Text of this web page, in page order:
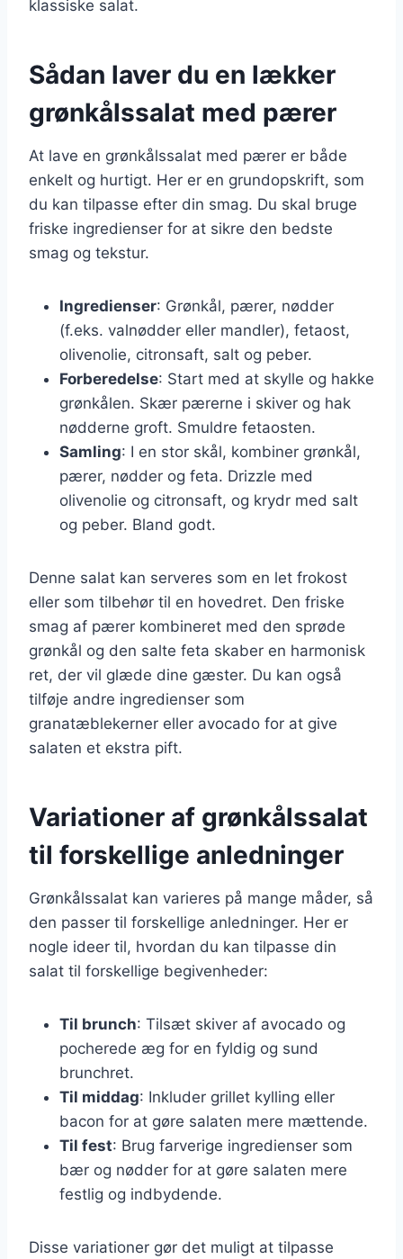
klassiske salat.
Sådan laver du en lækker
grønkålssalat med pærer
At lave en grønkålssalat med pærer er både
enkelt og hurtigt. Her er en grundopskrift, som
du kan tilpasse efter din smag. Du skal bruge
friske ingredienser for at sikre den bedste
smag og tekstur.
Ingredienser: Grønkål, pærer, nødder
(f.eks. valnødder eller mandler), fetaost,
olivenolie, citronsaft, salt og peber.
Forberedelse: Start med at skylle og hakke
grønkålen. Skær pærerne i skiver og hak
nødderne groft. Smuldre fetaosten.
Samling: I en stor skål, kombiner grønkål,
pærer, nødder og feta. Drizzle med
olivenolie og citronsaft, og krydr med salt
og peber. Bland godt.
Denne salat kan serveres som en let frokost
eller som tilbehør til en hovedret. Den friske
smag af pærer kombineret med den sprøde
grønkål og den salte feta skaber en harmonisk
ret, der vil glæde dine gæster. Du kan også
tilføje andre ingredienser som
granatæblekerner eller avocado for at give
salaten et ekstra pift.
Variationer af grønkålssalat
til forskellige anledninger
Grønkålssalat kan varieres på mange måder, så
den passer til forskellige anledninger. Her er
nogle ideer til, hvordan du kan tilpasse din
salat til forskellige begivenheder:
Til brunch: Tilsæt skiver af avocado og
pocherede æg for en fyldig og sund
brunchret.
Til middag: Inkluder grillet kylling eller
bacon for at gøre salaten mere mættende.
Til fest: Brug farverige ingredienser som
bær og nødder for at gøre salaten mere
festlig og indbydende.
Disse variationer gør det muligt at tilpasse